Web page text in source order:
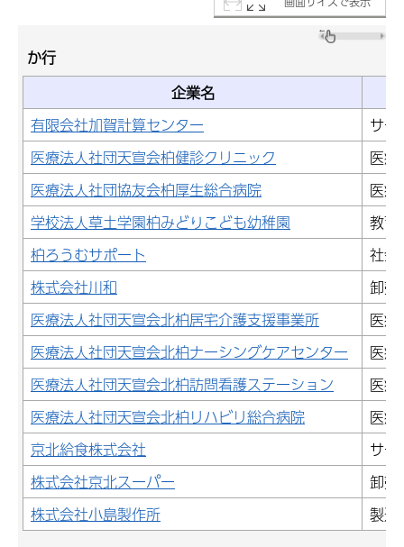
か行
企業名
有限会社加賀計算センター
サー
医療法人社団天宣会柏健診クリニック
医療
医療法人社団協友会柏厚生総合病院
医療
学校法人草土学園柏みどりこども幼稚園
教育
柏ろうむサポート
社会
株式会社川和
卸売
医療法人社団天宣会北柏居宅介護支援事業所
医療
医療法人社団天宣会北柏ナーシングケアセンター
医療
医療法人社団天宣会北柏訪問看護ステーション
医療
医療法人社団天宣会北柏リハビリ総合病院
医療
京北給食株式会社
サー
株式会社京北スーパー
卸売
株式会社小島製作所
製造